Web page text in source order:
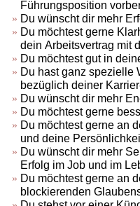
Führungsposition
Du wünscht dir mehr
Du möchtest gerne
dein Arbeitsvertrag mit
Du möchtest gut in
Du hast ganz spezielle
bezüglich deiner
Du wünscht dir mehr
Du möchtest gerne
Du möchtest gerne an
und deine
Du wünscht dir mehr
Erfolg im Job und im
Du möchtest gerne an
blockierenden